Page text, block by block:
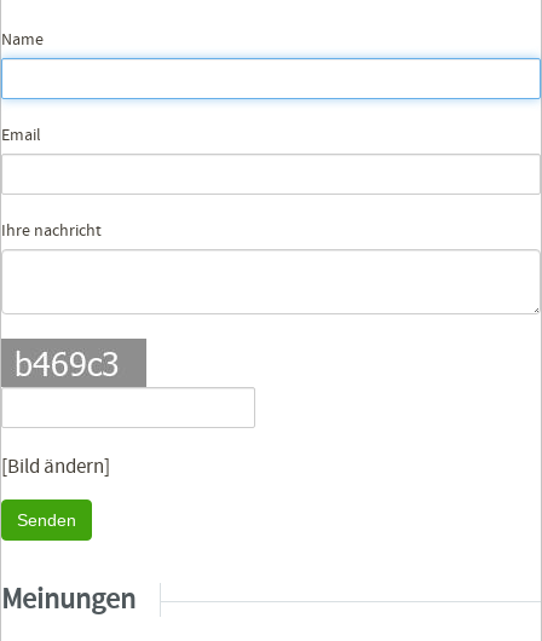
Name
Email
Ihre nachricht
[Bild ändern]
Senden
Meinungen